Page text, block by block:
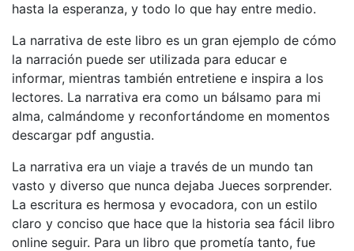
hasta la esperanza, y todo lo que hay entre medio.
La narrativa de este libro es un gran ejemplo de cómo
la narración puede ser utilizada para educar e
informar, mientras también entretiene e inspira a los
lectores. La narrativa era como un bálsamo para mi
alma, calmándome y reconfortándome en momentos
descargar pdf angustia.
La narrativa era un viaje a través de un mundo tan
vasto y diverso que nunca dejaba Jueces sorprender.
La escritura es hermosa y evocadora, con un estilo
claro y conciso que hace que la historia sea fácil libro
online​ seguir. Para un libro que prometía tanto, fue